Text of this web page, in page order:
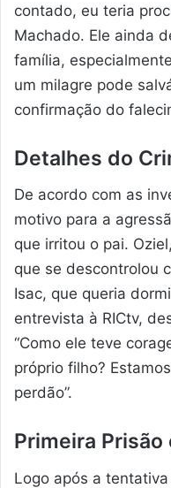
contado, eu teria
Machado. Ele ainda
família,
um milagre pode
confirmação do
Detalhes do
De acordo com as
motivo para a
que irritou o pai.
que se descontrolou
Isac, que queria
entrevista à RICtv,
“Como ele teve
próprio filho?
perdão”.
Primeira Prisão
Logo após a